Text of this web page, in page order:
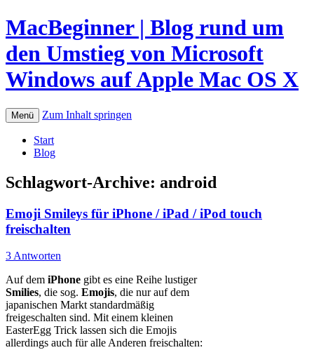
MacBeginner | Blog rund um
den Umstieg von Microsoft
Windows auf Apple Mac OS X
Menü Zum Inhalt springen
Start
Blog
Schlagwort-Archive: android
Emoji Smileys für iPhone / iPad / iPod touch
freischalten
3 Antworten
Auf dem iPhone gibt es eine Reihe lustiger
Smilies, die sog. Emojis, die nur auf dem
japanischen Markt standardmäßig
freigeschalten sind. Mit einem kleinen
EasterEgg Trick lassen sich die Emojis
allerdings auch für alle Anderen freischalten: